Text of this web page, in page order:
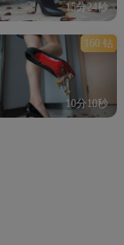
15分24秒
160 钻
10分10秒